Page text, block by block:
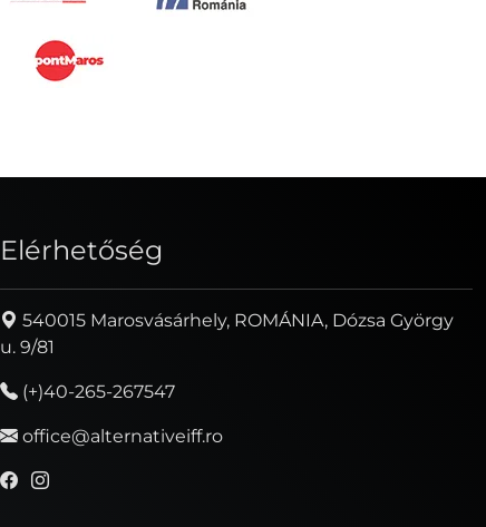
Elérhetőség
540015 Marosvásárhely, ROMÁNIA, Dózsa György
u. 9/81
(+)40-265-267547
office@alternativeiff.ro